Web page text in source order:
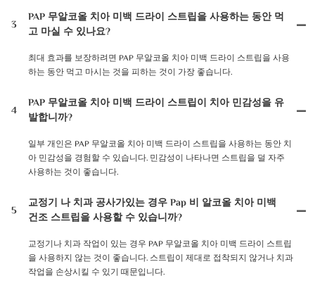
3
PAP 무알코올 치아 미백 드라이 스트립을 사용하는 동안 먹
고 마실 수 있나요?
최대 효과를 보장하려면 PAP 무알코올 치아 미백 드라이 스트립을 사용
하는 동안 먹고 마시는 것을 피하는 것이 가장 좋습니다.
4
PAP 무알코올 치아 미백 드라이 스트립이 치아 민감성을 유
발합니까?
일부 개인은 PAP 무알코올 치아 미백 드라이 스트립을 사용하는 동안 치
아 민감성을 경험할 수 있습니다. 민감성이 나타나면 스트립을 덜 자주
사용하는 것이 좋습니다.
5
교정기 나 치과 공사가있는 경우 Pap 비 알코올 치아 미백
건조 스트립을 사용할 수 있습니까?
교정기나 치과 작업이 있는 경우 PAP 무알코올 치아 미백 드라이 스트립
을 사용하지 않는 것이 좋습니다. 스트립이 제대로 접착되지 않거나 치과
작업을 손상시킬 수 있기 때문입니다.